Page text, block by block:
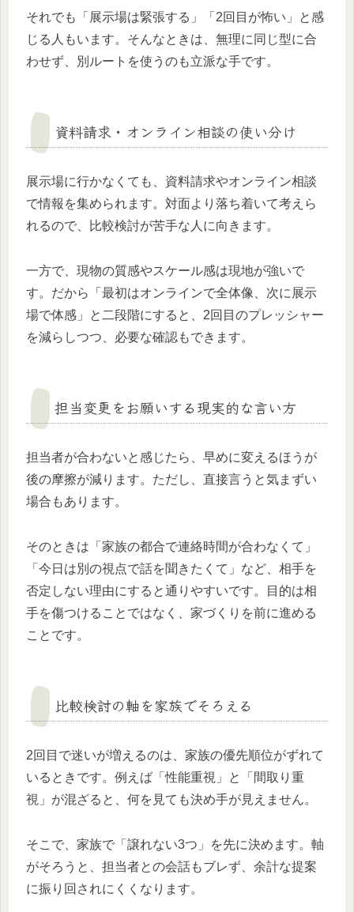
それでも「展示場は緊張する」「2回目が怖い」と感
じる人もいます。そんなときは、無理に同じ型に合
わせず、別ルートを使うのも立派な手です。
資料請求・オンライン相談の使い分け
展示場に行かなくても、資料請求やオンライン相談
で情報を集められます。対面より落ち着いて考えら
れるので、比較検討が苦手な人に向きます。
一方で、現物の質感やスケール感は現地が強いで
す。だから「最初はオンラインで全体像、次に展示
場で体感」と二段階にすると、2回目のプレッシャー
を減らしつつ、必要な確認もできます。
担当変更をお願いする現実的な言い方
担当者が合わないと感じたら、早めに変えるほうが
後の摩擦が減ります。ただし、直接言うと気まずい
場合もあります。
そのときは「家族の都合で連絡時間が合わなくて」
「今日は別の視点で話を聞きたくて」など、相手を
否定しない理由にすると通りやすいです。目的は相
手を傷つけることではなく、家づくりを前に進める
ことです。
比較検討の軸を家族でそろえる
2回目で迷いが増えるのは、家族の優先順位がずれて
いるときです。例えば「性能重視」と「間取り重
視」が混ざると、何を見ても決め手が見えません。
そこで、家族で「譲れない3つ」を先に決めます。軸
がそろうと、担当者との会話もブレず、余計な提案
に振り回されにくくなります。